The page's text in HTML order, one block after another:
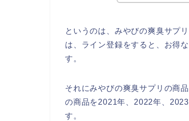
というのは、みやびの爽臭サプ
は、ライン登録をすると、お得
す。
それにみやびの爽臭サプリの商
の商品を2021年、2022年、
す。